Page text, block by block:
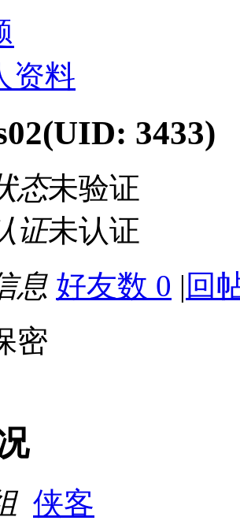
资料
(UID: 3433)
态未验证
证未认证
息 好友数 0 | 回
密
侠客